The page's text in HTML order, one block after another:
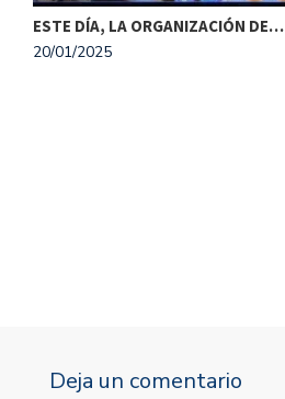
ESTE DÍA, LA ORGANIZACIÓN DE…
20/01/2025
Deja un comentario